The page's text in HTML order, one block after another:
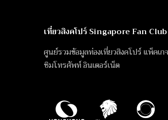
เที่ยวสิงคโปร์ Singapore Fan Club
ศูนย์รวมข้อมูลท่องเที่ยวสิงคโปร์ แพ็คเ
ซิมโทรศัพท์ อินเตอร์เน็ต